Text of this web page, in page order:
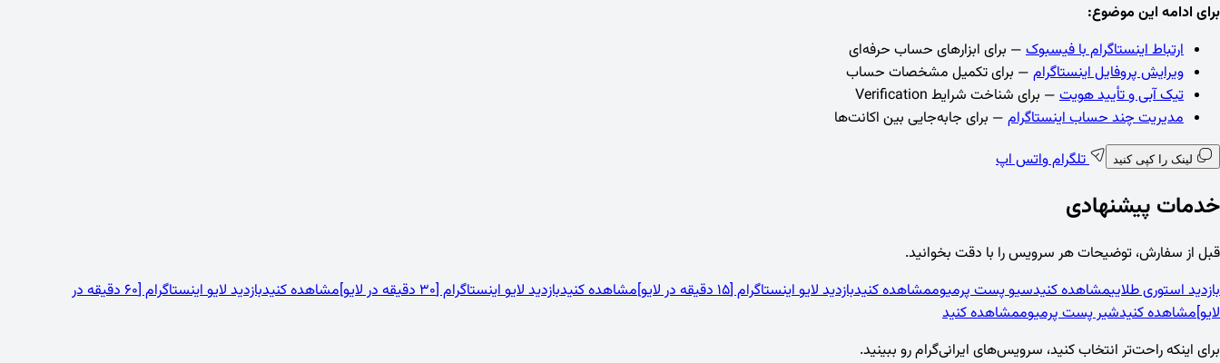
برای ادامه این موضوع:
ارتباط اینستاگرام با فیسبوک — برای ابزارهای حساب حرفه‌ای
ویرایش پروفایل اینستاگرام — برای تکمیل مشخصات حساب
تیک آبی و تأیید هویت — برای شناخت شرایط Verification
مدیریت چند حساب اینستاگرام — برای جابه‌جایی بین اکانت‌ها
تلگرامواتس اپ
خدمات پیشنهادی
قبل از سفارش، توضیحات هر سرویس را با دقت بخوانید.
بازدید استوری طلاییمشاهده کنیدسیو پست پرمیوممشاهده کنیدبازدید لایو اینستاگرام [15 دقیقه در لایو] مشاهده کنیدبازدید لایو اینستاگرام [30 دقیقه در لایو] مشاهده کنید
بازدید لایو اینستاگرام [60 دقیقه در
لایو]مشاهده کنیدشیر پست پرمیوممشاهده کنید
برای اینکه راحت‌تر انتخاب کنید، سرویس‌های ایرانی‌گرام رو ببینید.